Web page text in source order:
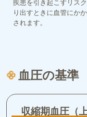
疾患を引き起こすリス
り出すときに血管にか
されます。
血圧の基準
収縮期血圧（